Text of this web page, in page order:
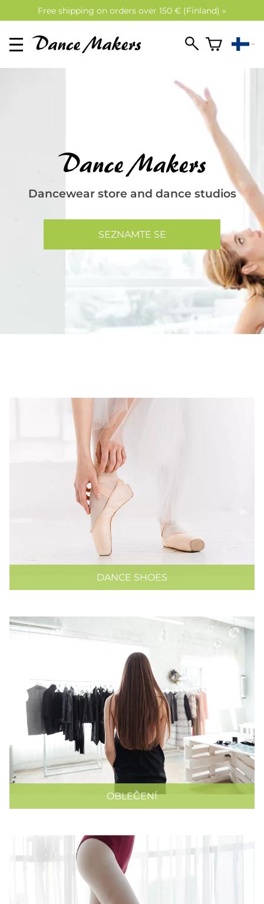
Free shipping on orders over 150 € (Finland) »
Dancewear store and dance studios
SEZNAMTE SE
DANCE SHOES
OBLEČENÍ